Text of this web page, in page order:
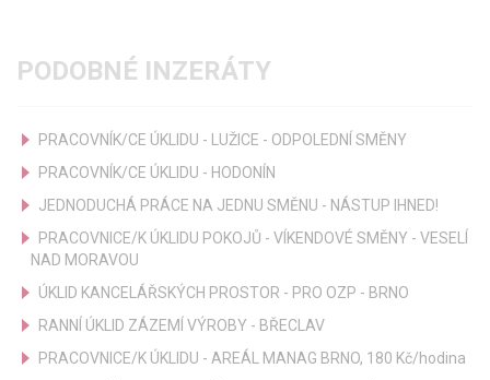
PODOBNÉ INZERÁTY
PRACOVNÍK/CE ÚKLIDU - LUŽICE - ODPOLEDNÍ SMĚNY
PRACOVNÍK/CE ÚKLIDU - HODONÍN
JEDNODUCHÁ PRÁCE NA JEDNU SMĚNU - NÁSTUP IHNED!
PRACOVNICE/K ÚKLIDU POKOJŮ - VÍKENDOVÉ SMĚNY - VESELÍ
NAD MORAVOU
ÚKLID KANCELÁŘSKÝCH PROSTOR - PRO OZP - BRNO
RANNÍ ÚKLID ZÁZEMÍ VÝROBY - BŘECLAV
PRACOVNICE/K ÚKLIDU - AREÁL MANAG BRNO, 180 Kč/hodina